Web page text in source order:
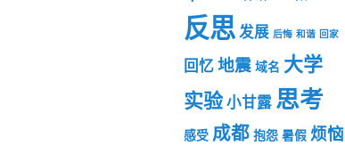
反思发展 后悔 和谐 回家
回忆地震 域名 大学
实验小甘露 思考
感受 成都 抱怨 暑假 烦恼